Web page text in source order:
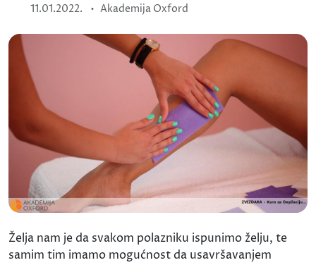
11.01.2022. • Akademija Oxford
Želja nam je da svakom polazniku ispunimo želju, te
samim tim imamo mogućnost da usavršavanjem